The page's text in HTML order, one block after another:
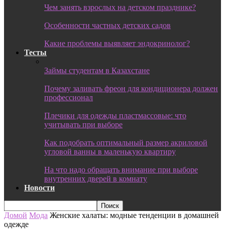
Чем занять взрослых на детском празднике?
Особенности частных детских садов
Какие проблемы выявляет эндокринолог?
Тесты
Займы студентам в Казахстане
Почему заливать фреон для кондиционера должен
профессионал
Плечики для одежды пластмассовые: что
учитывать при выборе
Как подобрать оптимальный размер акриловой
угловой ванны в маленькую квартиру
На что надо обращать внимание при выборе
внутренних дверей в комнату
Новости
Домой Мода Женские халаты: модные тенденции в домашней
одежде